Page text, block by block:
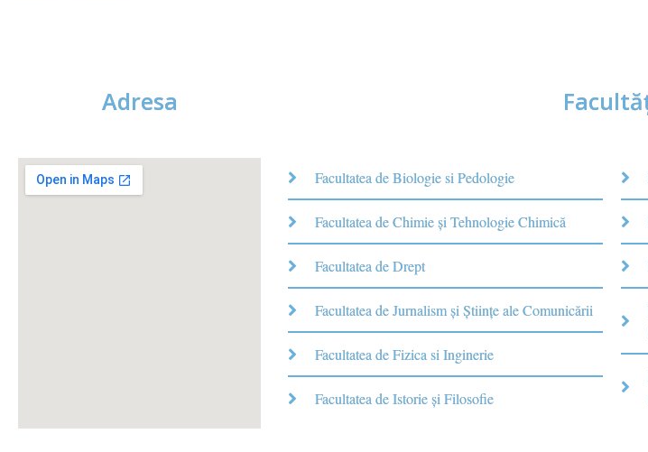
Adresa
Facultatea de Biologie si Pedologie
Facultatea de Chimie şi Tehnologie Chimică
Facultatea de Drept
Facultatea de Jurnalism şi Ştiinţe ale Comunicării
Facultatea de Fizica si Inginerie
Facultatea de Istorie şi Filosofie